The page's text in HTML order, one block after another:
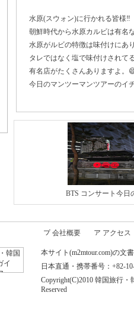
水原(スウォン)に行かれる皆様‼️
朝鮮時代から水原カルビは有名
水原がルビの特徴は味付けにあ
タレではなく塩で味付けされて
有名店がたくさんありますよ。
今日のマンツーマンツアーのイ
BTS コンサート今
会社概要 アクセス
本サイト(m2mtour.com)の文
日本直通・携帯番号：+82-
Copyright(C)2010 韓国旅行
Reserved